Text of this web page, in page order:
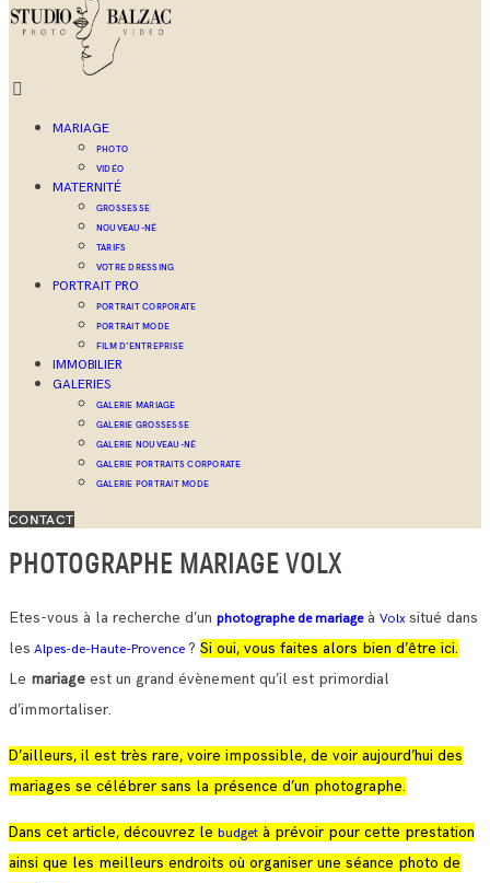
MARIAGE
PHOTO
VIDÉO
MATERNITÉ
GROSSESSE
NOUVEAU-NÉ
TARIFS
VOTRE DRESSING
PORTRAIT PRO
PORTRAIT CORPORATE
PORTRAIT MODE
FILM D’ENTREPRISE
IMMOBILIER
GALERIES
GALERIE MARIAGE
GALERIE GROSSESSE
GALERIE NOUVEAU-NÉ
GALERIE PORTRAITS CORPORATE
GALERIE PORTRAIT MODE
CONTACT
PHOTOGRAPHE MARIAGE VOLX
Etes-vous à la recherche d’un photographe de mariageà Volx situé dans
les Alpes-de-Haute-Provence ? Si oui, vous faites alors bien d’être ici.
Le mariage est un grand évènement qu’il est primordial
d’immortaliser.
D’ailleurs, il est très rare, voire impossible, de voir aujourd’hui des
mariages se célébrer sans la présence d’un photographe.
Dans cet article, découvrez le budget à prévoir pour cette prestation
ainsi que les meilleurs endroits où organiser une séance photo de